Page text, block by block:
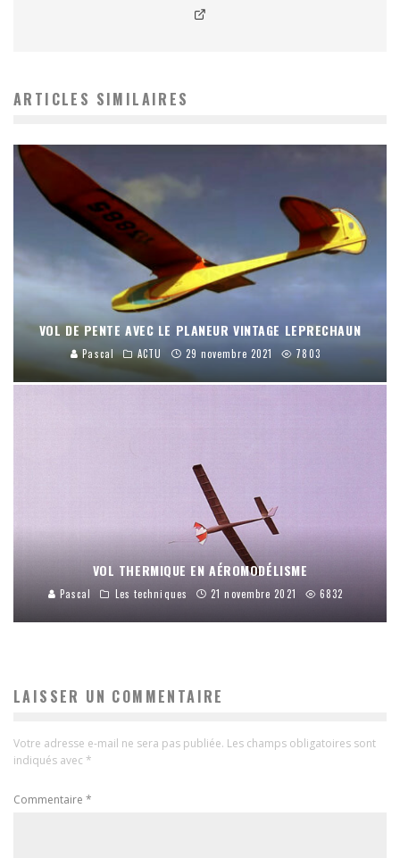
ARTICLES SIMILAIRES
VOL DE PENTE AVEC LE PLANEUR VINTAGE LEPRECHAUN
Pascal ACTU 29 novembre 2021 7803
VOL THERMIQUE EN AÉROMODÉLISME
Pascal Les techniques 21 novembre 2021 6832
LAISSER UN COMMENTAIRE
Votre adresse e-mail ne sera pas publiée. Les champs obligatoires sont
indiqués avec *
Commentaire *